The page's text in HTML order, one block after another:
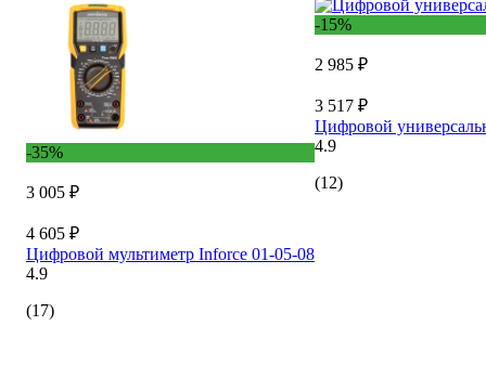
-35%
3 005 ₽
4 605 ₽
Цифровой мультиметр Inforce 01-05-08
4.9
(17)
-15%
2 985 ₽
3 517 ₽
Цифровой
4.9
(12)